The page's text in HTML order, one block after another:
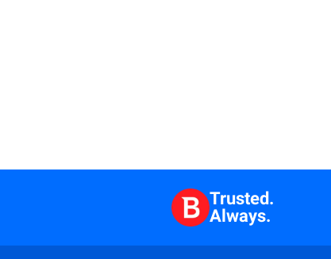
Trusted.
Always.